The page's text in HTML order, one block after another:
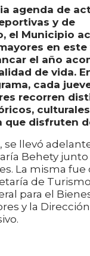
agenda de
y de
el Municipio
en este
el año
de vida.
cada
recorren
que disfruten
se llevó
Behety
La misma fue
de
para el
y la